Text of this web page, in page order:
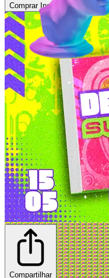
Comprar Ingressos
Compartilhar